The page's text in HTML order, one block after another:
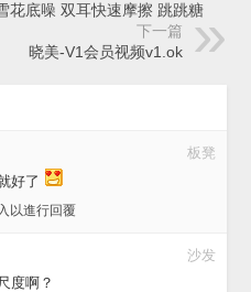
花底噪 双耳快速摩擦 跳跳糖
下一篇
晓美-V1会员视频v1.ok
板凳
好了
以進行回覆
沙发
度啊？